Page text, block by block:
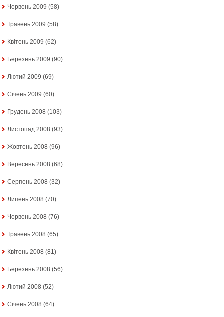
Червень 2009 (58)
Травень 2009 (58)
Квітень 2009 (62)
Березень 2009 (90)
Лютий 2009 (69)
Січень 2009 (60)
Грудень 2008 (103)
Листопад 2008 (93)
Жовтень 2008 (96)
Вересень 2008 (68)
Серпень 2008 (32)
Липень 2008 (70)
Червень 2008 (76)
Травень 2008 (65)
Квітень 2008 (81)
Березень 2008 (56)
Лютий 2008 (52)
Січень 2008 (64)